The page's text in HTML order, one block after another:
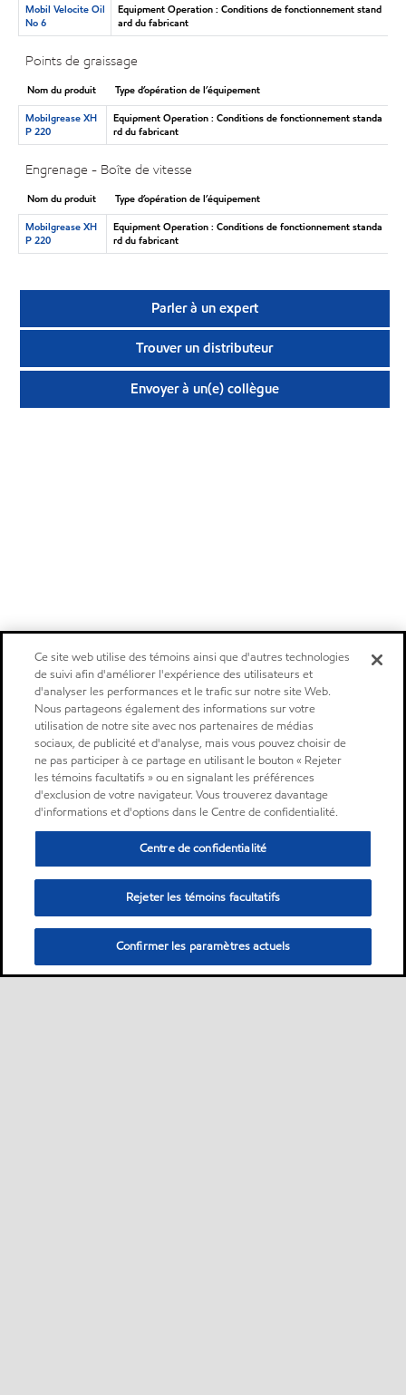
Mobil Velocite Oil
No 6
Equipment Operation : Conditions de fonctionnement stand
ard du fabricant
Points de graissage
Nom du produit
Type d’opération de l’équipement
Mobilgrease XH
P 220
Equipment Operation : Conditions de fonctionnement standa
rd du fabricant
Engrenage - Boîte de vitesse
Nom du produit
Type d’opération de l’équipement
Mobilgrease XH
P 220
Equipment Operation : Conditions de fonctionnement standa
rd du fabricant
Parler à un expert
Trouver un distributeur
Envoyer à un(e) collègue
Ce site web utilise des témoins ainsi que d'autres technologies
de suivi afin d'améliorer l'expérience des utilisateurs et
d'analyser les performances et le trafic sur notre site Web.
Nous partageons également des informations sur votre
utilisation de notre site avec nos partenaires de médias
sociaux, de publicité et d'analyse, mais vous pouvez choisir de
ne pas participer à ce partage en utilisant le bouton « Rejeter
les témoins facultatifs » ou en signalant les préférences
d'exclusion de votre navigateur. Vous trouverez davantage
d'informations et d'options dans le Centre de confidentialité.
Centre de confidentialité
Rejeter les témoins facultatifs
Confirmer les paramètres actuels